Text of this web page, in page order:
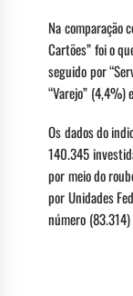
Na comparação
Cartões” foi o
seguido por
“Varejo” (4,4%)
Os dados do
140.345
por meio do
por Unidades
número